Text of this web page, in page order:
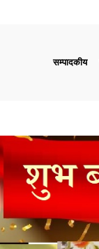
सम्पादकीय